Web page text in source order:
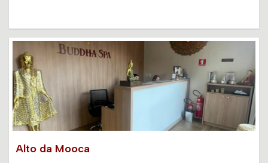
Alto da Mooca